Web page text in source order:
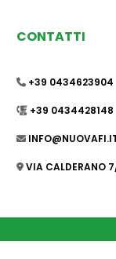
CONTATTI
+39 0434623904
+39 0434428148
VIA CALDERANO